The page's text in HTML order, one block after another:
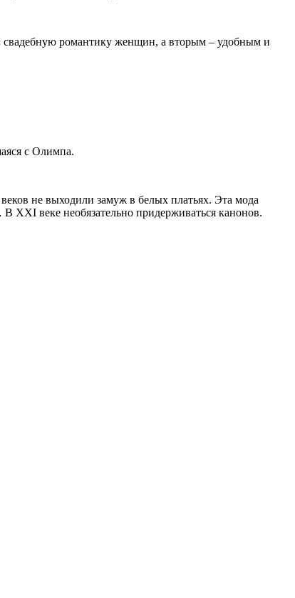
романтику женщин, а вторым – удобным и
с Олимпа.
не выходили замуж в белых платьях. Эта мода
XXI веке необязательно придерживаться канонов.